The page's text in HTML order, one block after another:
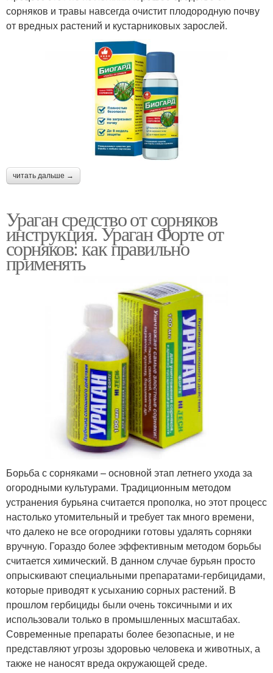
сорняков и травы навсегда очистит плодородную почву
от вредных растений и кустарниковых зарослей.
читать дальше →
Ураган средство от сорняков
инструкция. Ураган Форте от
сорняков: как правильно
применять
Борьба с сорняками – основной этап летнего ухода за
огородными культурами. Традиционным методом
устранения бурьяна считается прополка, но этот процесс
настолько утомительный и требует так много времени,
что далеко не все огородники готовы удалять сорняки
вручную. Гораздо более эффективным методом борьбы
считается химический. В данном случае бурьян просто
опрыскивают специальными препаратами-гербицидами,
которые приводят к усыханию сорных растений. В
прошлом гербициды были очень токсичными и их
использовали только в промышленных масштабах.
Современные препараты более безопасные, и не
представляют угрозы здоровью человека и животных, а
также не наносят вреда окружающей среде.